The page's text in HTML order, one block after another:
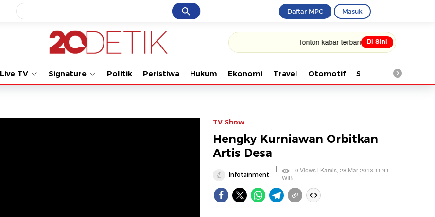
Cancel
Yang sedang ramai dicari
gempa hari ini
#3prabowo
#5demo
Daftar MPC Masuk
Tonton kabar terbaru PIALA DUNIA 2026
Di Sini
Live TV Signature Politik Peristiwa Hukum Ekonomi Travel Otomotif Saintek
TV Show
Hengky Kurniawan Orbitkan
Artis Desa
Infotainment |
0 Views | Kamis, 28 Mar 2013 11:41
WIB